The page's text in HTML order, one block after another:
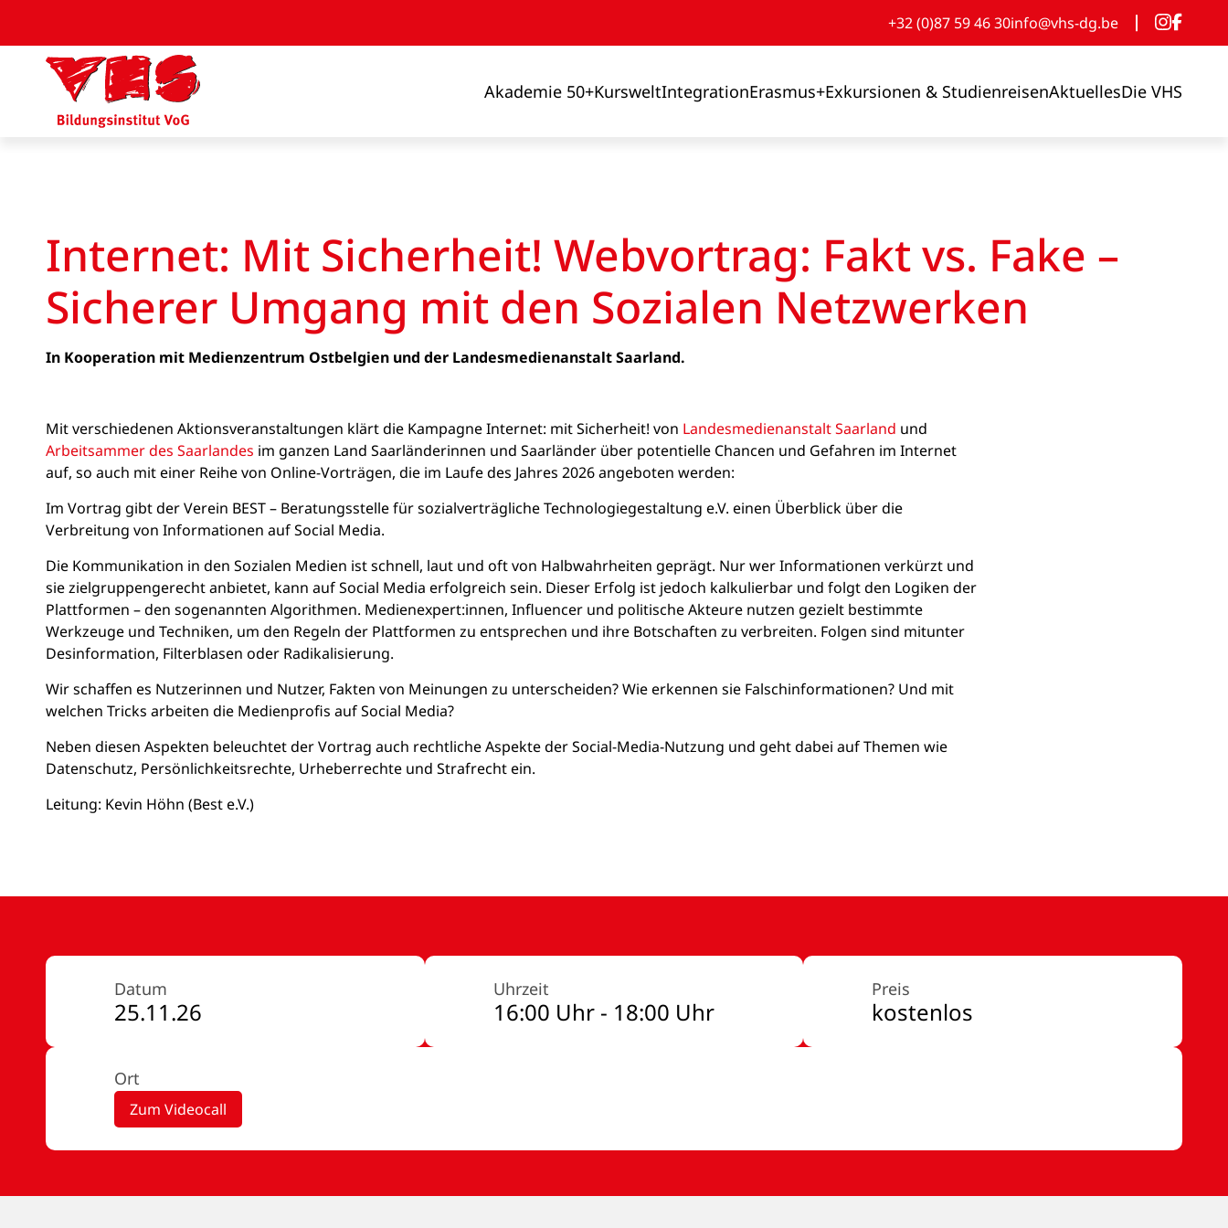
+32 (0)87 59 46 30info@vhs-dg.be
Akademie 50+KursweltIntegrationErasmus+Exkursionen & StudienreisenAktuellesDie VHS
Internet: Mit Sicherheit! Webvortrag: Fakt vs. Fake –
Sicherer Umgang mit den Sozialen Netzwerken
In Kooperation mit Medienzentrum Ostbelgien und der Landesmedienanstalt Saarland.
Mit verschiedenen Aktionsveranstaltungen klärt die Kampagne Internet: mit Sicherheit! von Landesmedienanstalt Saarland und
Arbeitsammer des Saarlandes im ganzen Land Saarländerinnen und Saarländer über potentielle Chancen und Gefahren im Internet
auf, so auch mit einer Reihe von Online-Vorträgen, die im Laufe des Jahres 2026 angeboten werden:
Im Vortrag gibt der Verein BEST – Beratungsstelle für sozialverträgliche Technologiegestaltung e.V. einen Überblick über die
Verbreitung von Informationen auf Social Media.
Die Kommunikation in den Sozialen Medien ist schnell, laut und oft von Halbwahrheiten geprägt. Nur wer Informationen verkürzt und
sie zielgruppengerecht anbietet, kann auf Social Media erfolgreich sein. Dieser Erfolg ist jedoch kalkulierbar und folgt den Logiken der
Plattformen – den sogenannten Algorithmen. Medienexpert:innen, Influencer und politische Akteure nutzen gezielt bestimmte
Werkzeuge und Techniken, um den Regeln der Plattformen zu entsprechen und ihre Botschaften zu verbreiten. Folgen sind mitunter
Desinformation, Filterblasen oder Radikalisierung.
Wir schaffen es Nutzerinnen und Nutzer, Fakten von Meinungen zu unterscheiden? Wie erkennen sie Falschinformationen? Und mit
welchen Tricks arbeiten die Medienprofis auf Social Media?
Neben diesen Aspekten beleuchtet der Vortrag auch rechtliche Aspekte der Social-Media-Nutzung und geht dabei auf Themen wie
Datenschutz, Persönlichkeitsrechte, Urheberrechte und Strafrecht ein.
Leitung: Kevin Höhn (Best e.V.)
Datum
25.11.26
Uhrzeit
16:00 Uhr - 18:00 Uhr
Preis
kostenlos
Ort
Zum Videocall